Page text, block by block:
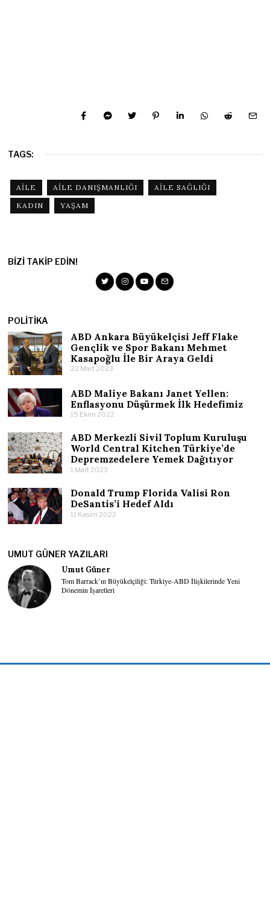
TAGS:
AILE AILE DANIŞMANLIĞI
AILE SAĞLIĞI
KADIN
YAŞAM
BIZI TAKIP EDIN!
POLITIKA
ABD Ankara Büyükelçisi Jeff Flake
Gençlik ve Spor Bakanı Mehmet
Kasapoğlu İle Bir Araya Geldi
22 Mart 2023
ABD Maliye Bakanı Janet Yellen:
Enflasyonu Düşürmek İlk Hedefimiz
15 Ekim 2022
ABD Merkezli Sivil Toplum Kuruluşu
World Central Kitchen Türkiye’de
Depremzedelere Yemek Dağıtıyor
1 Mart 2023
Donald Trump Florida Valisi Ron
DeSantis’i Hedef Aldı
11 Kasım 2022
UMUT GÜNER YAZILARI
Umut Güner
Tom Barrack’ın Büyükelçiliği: Türkiye-ABD İlişkilerinde Yeni
Dönemin İşaretleri